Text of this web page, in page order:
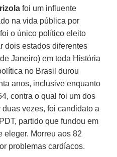
foi um influente
na vida pública por
o único político eleito
dois estados diferentes
Janeiro) em toda História
no Brasil durou
anos, inclusive enquanto
contra o qual foi um dos
vezes, foi candidato a
partido que fundou em
eleger. Morreu aos 82
problemas cardíacos.